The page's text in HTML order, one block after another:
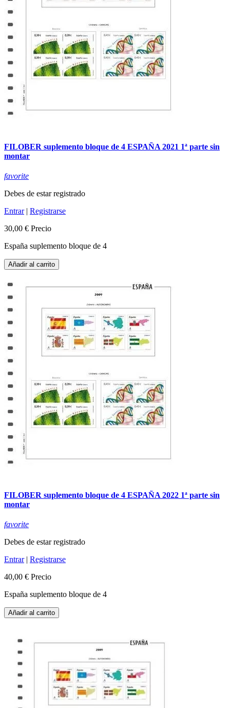
FILOBER suplemento bloque de 4 ESPAÑA 2021 1ª parte sin
montar
favorite
Debes de estar registrado
Entrar| Registrarse
30,00 € Precio
España suplemento bloque de 4
Añadir al carrito
FILOBER suplemento bloque de 4 ESPAÑA 2022 1ª parte sin
montar
favorite
Debes de estar registrado
Entrar| Registrarse
40,00 € Precio
España suplemento bloque de 4
Añadir al carrito